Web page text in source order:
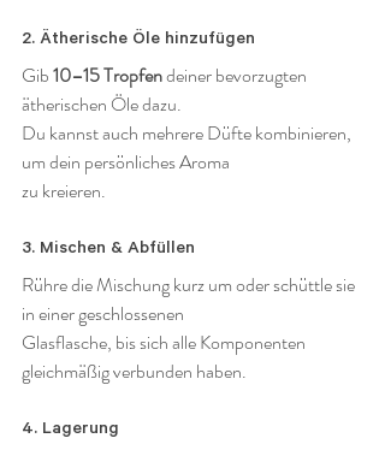
2. Ätherische Öle hinzufügen
Gib 10–15 Tropfen deiner bevorzugten
ätherischen Öle dazu.
Du kannst auch mehrere Düfte kombinieren,
um dein persönliches Aroma
zu kreieren.
3. Mischen & Abfüllen
Rühre die Mischung kurz um oder schüttle sie
in einer geschlossenen
Glasflasche, bis sich alle Komponenten
gleichmäßig verbunden haben.
4. Lagerung